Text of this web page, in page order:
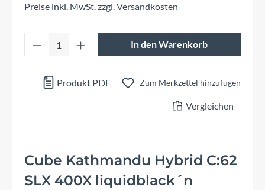
Preise inkl. MwSt. zzgl. Versandkosten
Produkt Anzahl: Gib den gewünschten
In den Warenkorb
Produkt PDF Zum Merkzettel hinzufügen
Vergleichen
Cube Kathmandu Hybrid C:62
SLX 400X liquidblack´n